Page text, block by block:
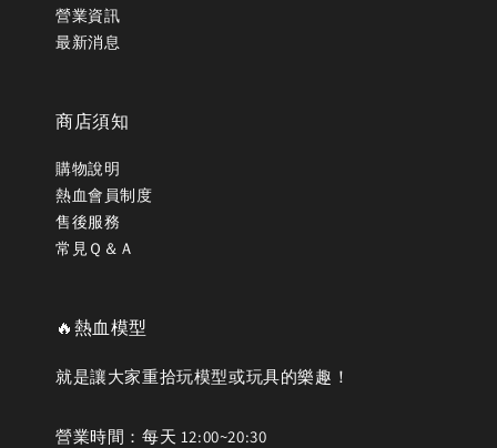
營業資訊
最新消息
商店須知
購物說明
熱血會員制度
售後服務
常見Ｑ＆Ａ
🔥熱血模型
就是讓大家重拾玩模型或玩具的樂趣！
營業時間：每天 12:00~20:30